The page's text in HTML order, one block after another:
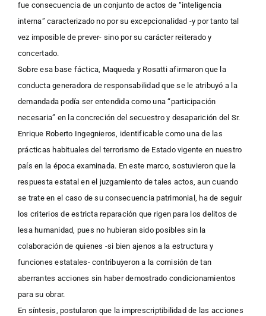
fue consecuencia de un conjunto de actos de “inteligencia
interna” caracterizado no por su excepcionalidad -y por tanto tal
vez imposible de prever- sino por su carácter reiterado y
concertado.
Sobre esa base fáctica, Maqueda y Rosatti afirmaron que la
conducta generadora de responsabilidad que se le atribuyó a la
demandada podía ser entendida como una “participación
necesaria” en la concreción del secuestro y desaparición del Sr.
Enrique Roberto Ingegnieros, identificable como una de las
prácticas habituales del terrorismo de Estado vigente en nuestro
país en la época examinada. En este marco, sostuvieron que la
respuesta estatal en el juzgamiento de tales actos, aun cuando
se trate en el caso de su consecuencia patrimonial, ha de seguir
los criterios de estricta reparación que rigen para los delitos de
lesa humanidad, pues no hubieran sido posibles sin la
colaboración de quienes -si bien ajenos a la estructura y
funciones estatales- contribuyeron a la comisión de tan
aberrantes acciones sin haber demostrado condicionamientos
para su obrar.
En síntesis, postularon que la imprescriptibilidad de las acciones